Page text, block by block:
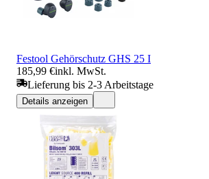
Festool Gehörschutz GHS 25 I
185,99 €inkl. MwSt.
Lieferung bis 2-3 Arbeitstage
Details anzeigen